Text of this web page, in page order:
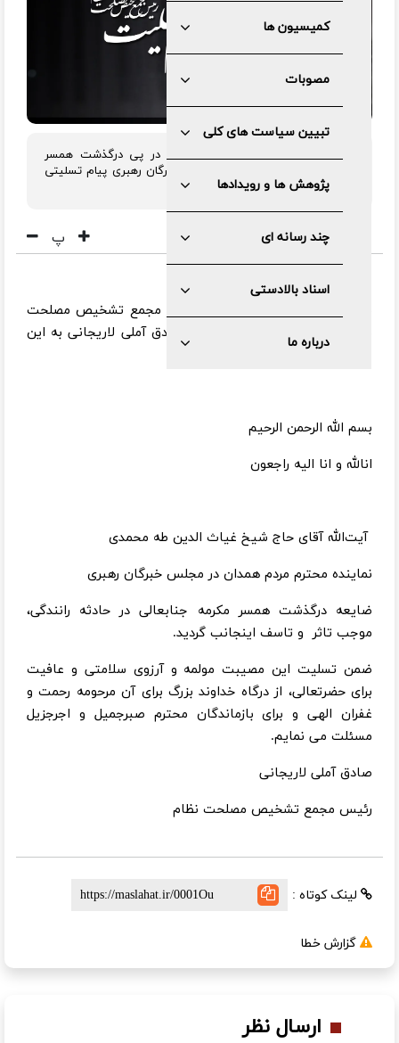
کمیسیون ها
مصوبات
تبیین سیاست های کلی
پژوهش ها و رویدادها
چند رسانه ای
اسناد بالادستی
درباره ما
رئیس مجمع تشخیص مصلحت نظام در پی درگذشت همسر
آیت‌الله طه محمدی نماینده مجلس خبرگان رهبری پیام تسلیتی
صادر نمود.
پ
به گزارش مرکز رسانه و روابط عمومی مجمع تشخیص مصلحت
نظام، متن پیام تسلیت آیت الله صادق آملی لاریجانی به این
شرح است:
بسم الله الرحمن الرحیم
انالله و انا الیه راجعون
آیت‌الله آقای حاج شیخ غیاث الدین طه محمدی
نماینده محترم مردم همدان در مجلس‌ خبرگان‌ رهبری
ضایعه درگذشت همسر مکرمه جنابعالی در حادثه رانندگی،
موجب تاثر و تاسف اینجانب گردید.
ضمن تسلیت این مصیبت مولمه و آرزوی سلامتی و عافیت
برای حضرتعالی، از درگاه خداوند بزرگ برای آن مرحومه رحمت و
غفران الهی و برای بازماندگان محترم صبرجمیل و اجرجزیل
مسئلت می نمایم.
صادق آملی لاریجانی
رئیس مجمع تشخیص مصلحت نظام
لینک کوتاه :
گزارش خطا
ارسال نظر